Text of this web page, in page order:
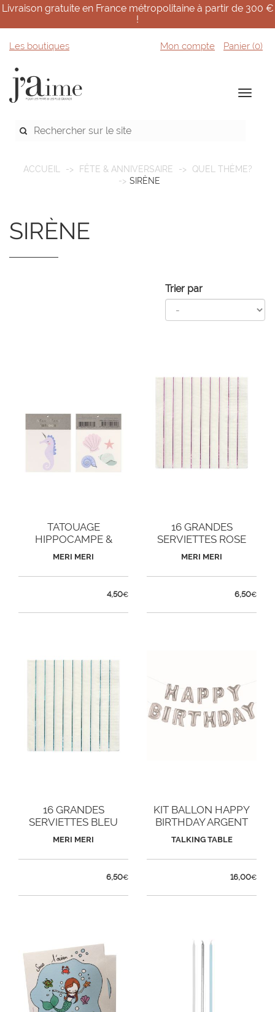
Livraison gratuite en France métropolitaine à partir de 300 €
!
Les boutiques Mon compte Panier (0)
ACCUEIL FÊTE & ANNIVERSAIRE
QUEL THÈME?
SIRÈNE
SIRÈNE
Trier par
TATOUAGE
HIPPOCAMPE &
COQUILLAGES
MERI MERI
4,50€
16 GRANDES
SERVIETTES ROSE
MÉTALISÉ
MERI MERI
6,50€
16 GRANDES
SERVIETTES BLEU
HOLOGRAPHIQUE
MERI MERI
6,50€
KIT BALLON HAPPY
BIRTHDAY ARGENT
TALKING TABLE
16,00€